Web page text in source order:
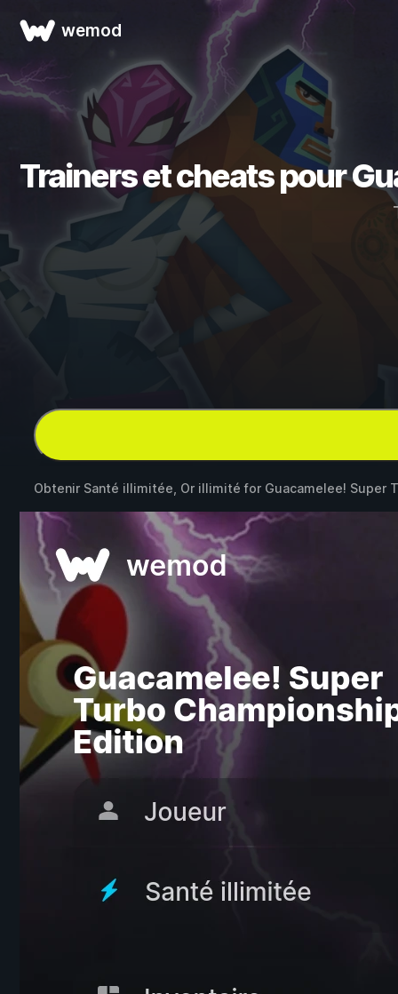
wemod
Trainers et cheats pour
Obtenir Santé illimitée, Or illimité for Guacamelee! Super